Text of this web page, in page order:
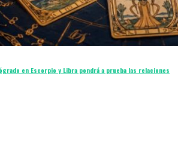
en Escorpio y Libra pondrá a prueba las relaciones